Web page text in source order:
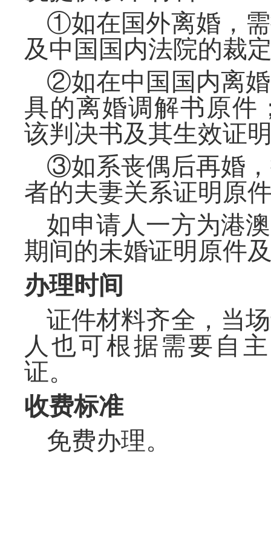
①如在国外离婚，
及中国国内法院的
②如在中国国内离
具的离婚调解书原件
该判决书及其生效
③如系丧偶后再婚
者的夫妻关系证明原
如申请人一方为港
期间的未婚证明原件
办理时间
证件材料齐全，当
人也可根据需要自
证。
收费标准
免费办理。